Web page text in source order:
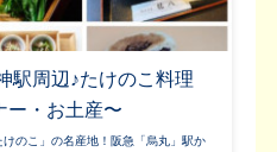
駅周辺♪たけのこ料理
ー・お土産〜
のこ」の名産地！阪急「烏丸」駅か